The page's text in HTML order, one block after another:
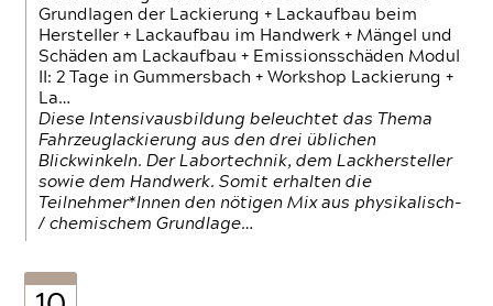
Grundlagen der Lackierung + Lackaufbau beim
Hersteller + Lackaufbau im Handwerk + Mängel und
Schäden am Lackaufbau + Emissionsschäden Modul
II: 2 Tage in Gummersbach + Workshop Lackierung +
La…
Diese Intensivausbildung beleuchtet das Thema
Fahrzeuglackierung aus den drei üblichen
Blickwinkeln. Der Labortechnik, dem Lackhersteller
sowie dem Handwerk. Somit erhalten die
Teilnehmer*Innen den nötigen Mix aus physikalisch-
/ chemischem Grundlage…